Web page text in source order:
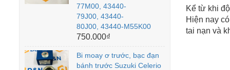
Kể từ khi
Hiện nay
tai nạn và
77M00, 43440-
79J00, 43440-
80J00, 43440-M55K00
750.000₫
Bi moay ơ trước, bạc đạn
bánh trước Suzuki Celerio